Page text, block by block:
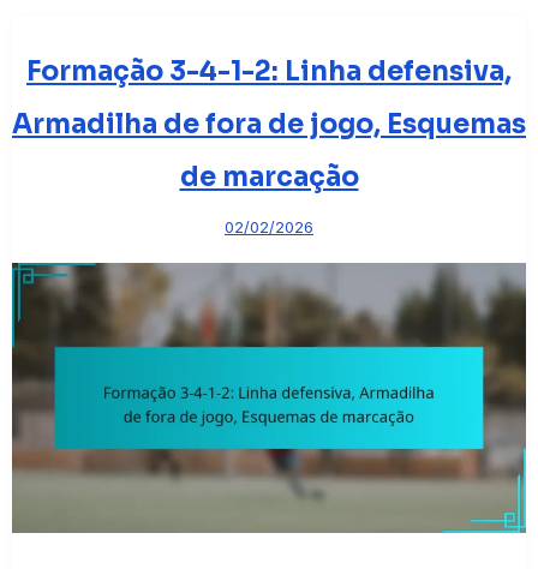
Formação 3-4-1-2: Linha defensiva,
Armadilha de fora de jogo, Esquemas
de marcação
02/02/2026